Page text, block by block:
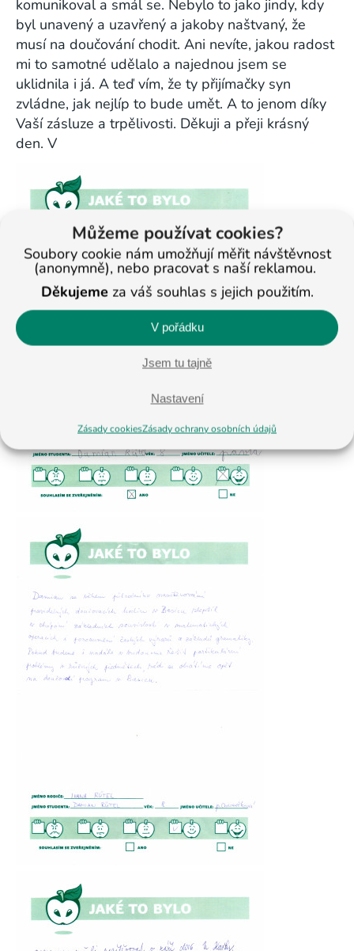
Můžeme používat cookies?
Soubory cookie nám umožňují měřit návštěvnost
(anonymně), nebo pracovat s naší reklamou.
Děkujemeza váš souhlas s jejich použitím.
V pořádku
Jsem tu tajně
Nastavení
Zásady cookiesZásady ochrany osobních údajů
komunikoval a smál se. Nebylo to jako jindy, kdy
byl unavený a uzavřený a jakoby naštvaný, že
musí na doučování chodit. Ani nevíte, jakou radost
mi to samotné udělalo a najednou jsem se
uklidnila i já. A teď vím, že ty přijímačky syn
zvládne, jak nejlíp to bude umět. A to jenom díky
Vaší zásluze a trpělivosti. Děkuji a přeji krásný
den. V